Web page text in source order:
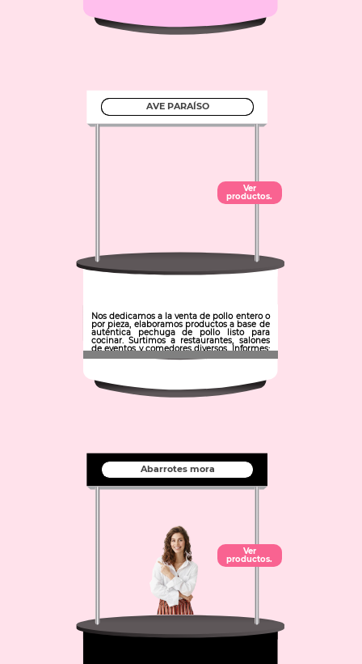
AVE PARAÍSO
Ver
productos.
Nos dedicamos a la venta de pollo entero o
por pieza, elaboramos productos a base de
auténtica pechuga de pollo listo para
cocinar. Surtimos a restaurantes, salones
de eventos y comedores diversos. Informes:
775 7529536.
Abarrotes mora
Ver
productos.